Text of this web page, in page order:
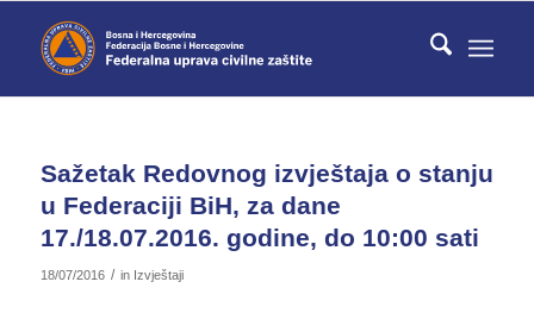
Sažetak Redovnog izvještaja o stanju
u Federaciji BiH, za dane
17./18.07.2016. godine, do 10:00 sati
18/07/2016 / in Izvještaji